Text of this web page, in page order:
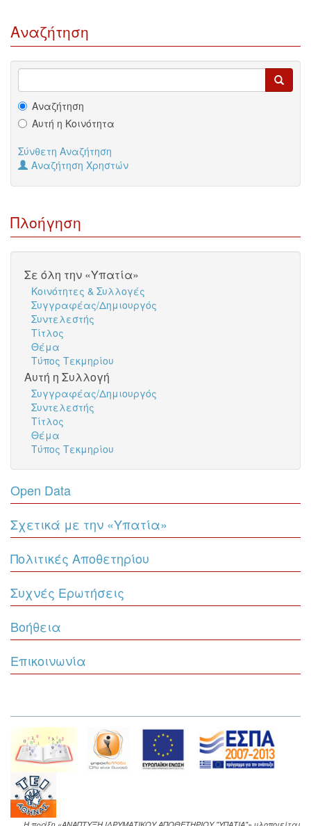
Αναζήτηση
Αναζήτηση
Αυτή η Κοινότητα
Σύνθετη Αναζήτηση
Αναζήτηση Χρηστών
Πλοήγηση
Σε όλη την «Υπατία»
Κοινότητες & Συλλογές
Συγγραφέας/Δημιουργός
Συντελεστής
Τίτλος
Θέμα
Τύπος Τεκμηρίου
Αυτή η Συλλογή
Συγγραφέας/Δημιουργός
Συντελεστής
Τίτλος
Θέμα
Τύπος Τεκμηρίου
Open Data
Σχετικά με την «Υπατία»
Πολιτικές Αποθετηρίου
Συχνές Ερωτήσεις
Βοήθεια
Επικοινωνία